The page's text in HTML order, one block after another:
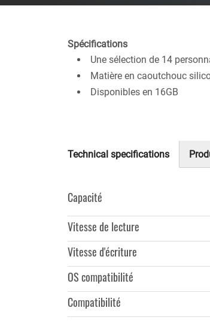
Spécifications
Une sélection de 14
Matière en caoutchouc
Disponibles en 16GB
Technical specifications
Capacité
Vitesse de lecture
Vitesse d'écriture
OS compatibilité
Compatibilité